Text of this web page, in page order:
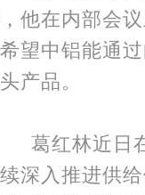
他在内部会
望中铝能通
产品。
葛红林近日在
深入推进供